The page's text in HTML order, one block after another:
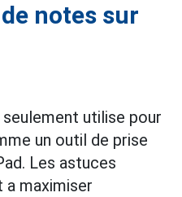
notes sur
seulement utilise pour
un outil de prise
Les astuces
a maximiser